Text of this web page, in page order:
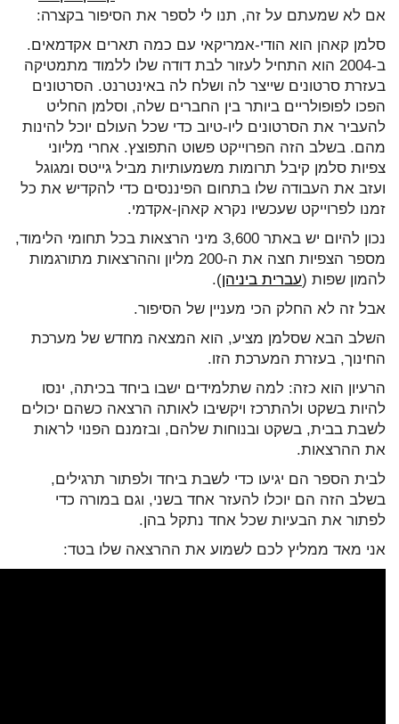
אם לא שמעתם על זה, תנו לי לספר את הסיפור בקצרה:
סלמן קאהן הוא הודי-אמריקאי עם כמה תארים אקדמאים.
ב-2004 הוא התחיל לעזור לבת דודה שלו ללמוד מתמטיקה
בעזרת סרטונים שייצר לה ושלח לה באינטרנט. הסרטונים
הפכו לפופולריים ביותר בין החברים שלה, וסלמן החליט
להעביר את הסרטונים ליו-טיוב כדי שכל העולם יוכל להינות
מהם. בשלב הזה הפרוייקט פשוט התפוצץ. אחרי מליוני
צפיות סלמן קיבל תרומות משמעותיות מביל גייטס ומגוגל
ועזב את העבודה שלו בתחום הפיננסים כדי להקדיש את כל
זמנו לפרוייקט שעכשיו נקרא קאהן-אקדמי.
נכון להיום יש באתר 3,600 מיני הרצאות בכל תחומי הלימוד,
מספר הצפיות חצה את ה-200 מליון וההרצאות מתורגמות
להמון שפות (עברית ביניהן).
אבל זה לא החלק הכי מעניין של הסיפור.
השלב הבא שסלמן מציע, הוא המצאה מחדש של מערכת
החינוך, בעזרת המערכת הזו.
הרעיון הוא כזה: למה שתלמידים ישבו ביחד בכיתה, ינסו
להיות בשקט ולהתרכז ויקשיבו לאותה הרצאה כשהם יכולים
לשבת בבית, בשקט ובנוחות שלהם, ובזמנם הפנוי לראות
את ההרצאות.
לבית הספר הם יגיעו כדי לשבת ביחד ולפתור תרגילים,
בשלב הזה הם יוכלו להעזר אחד בשני, וגם במורה כדי
לפתור את הבעיות שכל אחד נתקל בהן.
אני מאד ממליץ לכם לשמוע את ההרצאה שלו בטד: